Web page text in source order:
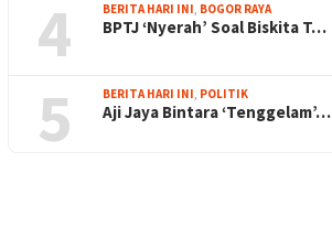
4 BERITA HARI INI BOGOR RAYA
BPTJ ‘Nyerah’ Soal Biskita T…
5 BERITA HARI INI POLITIK
Aji Jaya Bintara ‘Tenggelam’…